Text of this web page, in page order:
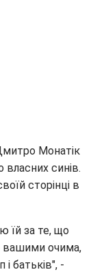
Монатік
синів.
сторінці в
їй за те, що
вашими очима,
батьків", -